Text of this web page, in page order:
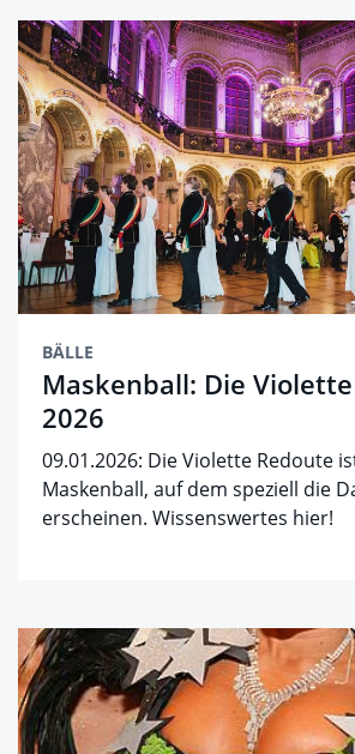
BÄLLE
Maskenball: Die
2026
09.01.2026: Die Violette Redoute
Maskenball, auf dem speziell die
erscheinen. Wissenswertes hier!